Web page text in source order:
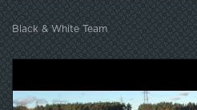
Black & White Team